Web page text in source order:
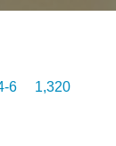
6 1,320